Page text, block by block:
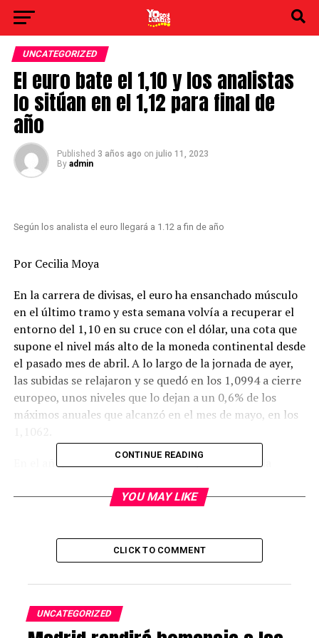
UNCATEGORIZED
El euro bate el 1,10 y los analistas
lo sitúan en el 1,12 para final de
año
Published 3 años ago on julio 11, 2023
By admin
Según los analista el euro llegará a 1.12 a fin de año
Por Cecilia Moya
En la carrera de divisas, el euro ha ensanchado músculo
en el último tramo y esta semana volvía a recuperar el
entorno del 1,10 en su cruce con el dólar, una cota que
supone el nivel más alto de la moneda continental desde
el pasado mes de abril. A lo largo de la jornada de ayer,
las subidas se relajaron y se quedó en los 1,0994 a cierre
europeo, unos niveles que lo dejan a un 0,6% de los
máximos anuales que alcanzó en el mes de mayo, en los
En el año, el euro se revaloriza un 2,6% frente a la
una subida del 0,74%. Si se atiende a las previsiones del
cambio más alto desde junio de 2021, con una distancia
del 1,9% desde los niveles actuales. Esta revalorización
de la moneda continental continuará en los próximos
en el 1,15 en 2025.
CONTINUE READING
YOU MAY LIKE
CLICK TO COMMENT
UNCATEGORIZED